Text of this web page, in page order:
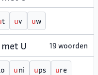
t uv uw
U 19 woorden
uni ups ure